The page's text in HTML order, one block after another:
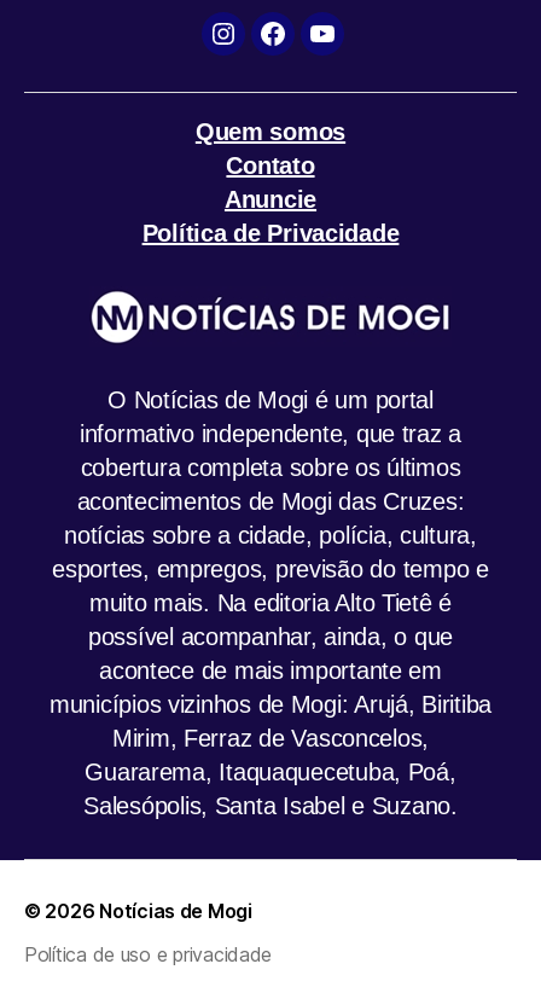
Instagram
FacebookYouTube
Quem somos
Contato
Anuncie
Política de Privacidade
O Notícias de Mogi é um portal
informativo independente, que traz a
cobertura completa sobre os últimos
acontecimentos de Mogi das Cruzes:
notícias sobre a cidade, polícia, cultura,
esportes, empregos, previsão do tempo e
muito mais. Na editoria Alto Tietê é
possível acompanhar, ainda, o que
acontece de mais importante em
municípios vizinhos de Mogi: Arujá, Biritiba
Mirim, Ferraz de Vasconcelos,
Guararema, Itaquaquecetuba, Poá,
Salesópolis, Santa Isabel e Suzano.
© 2026 Notícias de Mogi
Política de uso e privacidade